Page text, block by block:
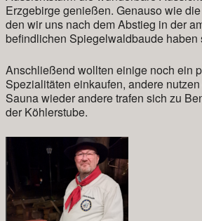
Erzgebirge genießen. Genauso wie
den wir uns nach dem Abstieg in der
befindlichen Spiegelwaldbaude haben
Anschließend wollten einige noch ein
Spezialitäten einkaufen, andere
Sauna wieder andere trafen sich zu
der Köhlerstube.